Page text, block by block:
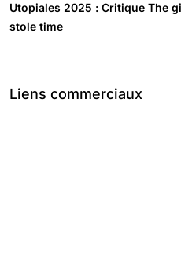
Utopiales 2025 : Critique The
stole time
Liens commerciaux